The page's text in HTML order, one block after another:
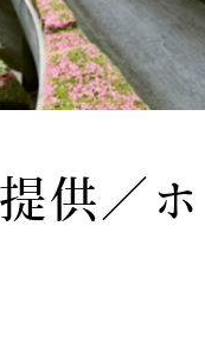
供／